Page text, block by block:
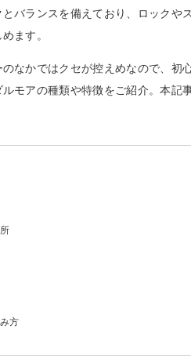
バランスを備えており、ロックや
ます。
なかではクセが控えめなので、初
モアの種類や特徴をご紹介。本記
方